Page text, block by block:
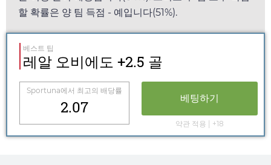
할 확률은 양 팀 득점 - 예입니다(51%).
베스트 팁
레알 오비에도 +2.5 골
Sportuna에서 최고의 배당률
2.07 베팅하기
약관 적용 | +18